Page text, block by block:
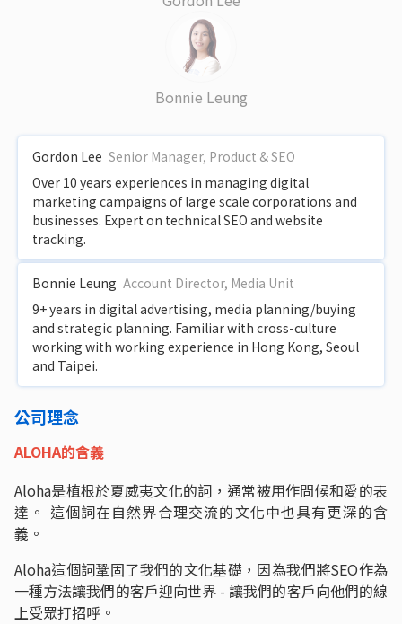
Bonnie Leung
Gordon Lee Senior Manager, Product & SEO
Over 10 years experiences in managing digital
marketing campaigns of large scale corporations and
businesses. Expert on technical SEO and website
tracking.
Bonnie Leung Account Director, Media Unit
9+ years in digital advertising, media planning/buying
and strategic planning. Familiar with cross-culture
working with working experience in Hong Kong, Seoul
and Taipei.
公司理念
ALOHA的含義
Aloha是植根於夏威夷文化的詞，通常被用作問候和愛的表
達。 這個詞在自然界合理交流的文化中也具有更深的含
義。
Aloha這個詞鞏固了我們的文化基礎，因為我們將SEO作為
一種方法讓我們的客戶迎向世界 - 讓我們的客戶向他們的線
上受眾打招呼。